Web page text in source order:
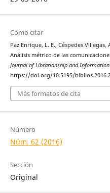
Cómo citar
Paz Enrique, L. E., Céspedes
Análisis métrico de las
Journal of Librarianship and Information
https://doi.org/10.5195/
Más formatos de cita
Número
Núm. 62 (2016)
Sección
Original